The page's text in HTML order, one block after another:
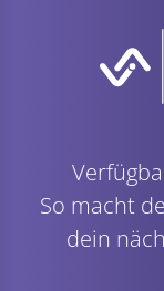
So macht
dein